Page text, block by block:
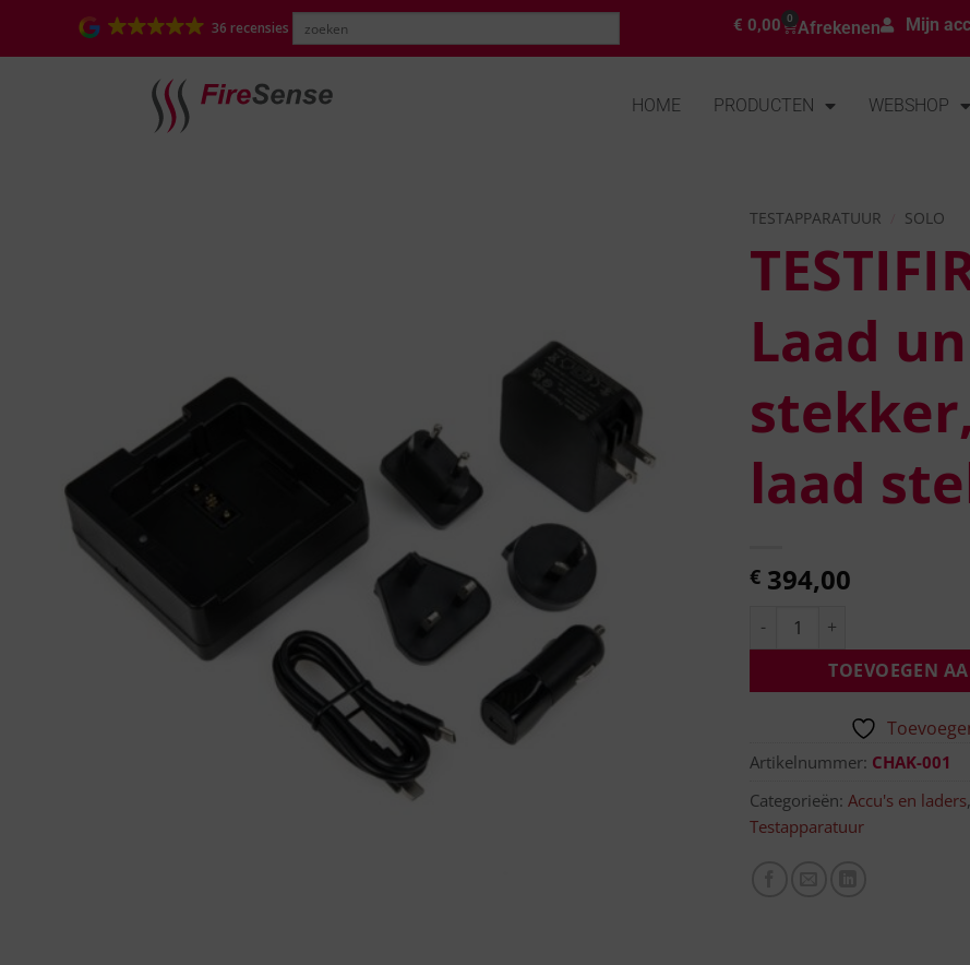
36 recensies € 0,00 0 Afrekenen Mijn
HOME PRODUCTEN WEBSHOP
TESTAPPARATUUR SOLO
Laad
laad
€ 394,00
TOEVOEGEN
Artikelnummer: CHAK-001
Categorieën: Accu's en laders,
Testapparatuur